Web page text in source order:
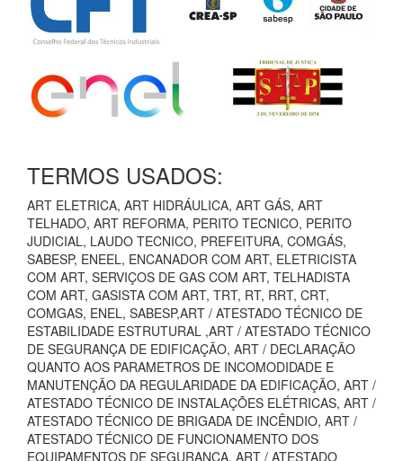
TERMOS USADOS:
ART ELETRICA, ART HIDRÁULICA, ART GÁS, ART
TELHADO, ART REFORMA, PERITO TECNICO, PERITO
JUDICIAL, LAUDO TECNICO, PREFEITURA, COMGÁS,
SABESP, ENEEL, ENCANADOR COM ART, ELETRICISTA
COM ART, SERVIÇOS DE GAS COM ART, TELHADISTA
COM ART, GASISTA COM ART, TRT, RT, RRT, CRT,
COMGAS, ENEL, SABESP,ART / ATESTADO TÉCNICO DE
ESTABILIDADE ESTRUTURAL ,ART / ATESTADO TÉCNICO
DE SEGURANÇA DE EDIFICAÇÃO, ART / DECLARAÇÃO
QUANTO AOS PARAMETROS DE INCOMODIDADE E
MANUTENÇÃO DA REGULARIDADE DA EDIFICAÇÃO, ART /
ATESTADO TÉCNICO DE INSTALAÇÕES ELÉTRICAS, ART /
ATESTADO TÉCNICO DE BRIGADA DE INCÊNDIO, ART /
ATESTADO TÉCNICO DE FUNCIONAMENTO DOS
EQUIPAMENTOS DE SEGURANÇA, ART / ATESTADO